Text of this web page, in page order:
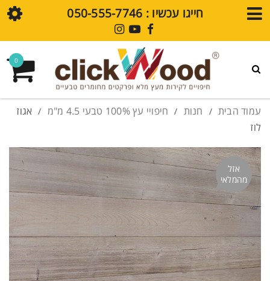
גלריית עיצובים
פרקט SPC
בלוג
שאלות נפוצות
חייגו עכשיו : ⁦050-555-7746⁩
0
עמוד הבית / חנות / חיפויי עץ 100% טבעי 4.5 מ"מ / אגוז
לוז
אזל
מהמלאי